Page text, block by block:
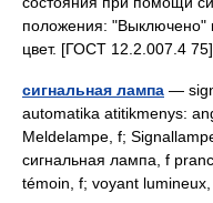
положения: "Выключено"
цвет. [ГОСТ 12.2.007.4
сигнальная лампа —
automatika atitikmenys:
Meldelampe, f;
сигнальная лампа, f
témoin, f; voyant